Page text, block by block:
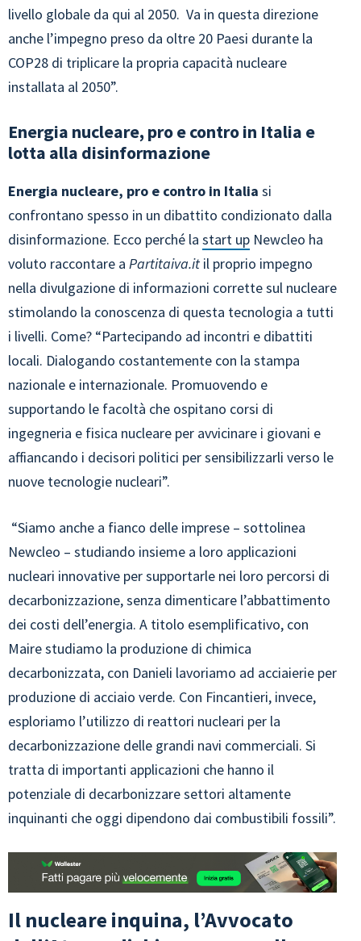
livello globale da qui al 2050. Va in questa direzione
anche l’impegno preso da oltre 20 Paesi durante la
COP28 di triplicare la propria capacità nucleare
installata al 2050”.
Energia nucleare, pro e contro in Italia e
lotta alla disinformazione
Energia nucleare, pro e contro in Italia si
confrontano spesso in un dibattito condizionato dalla
disinformazione. Ecco perché la start up Newcleo ha
voluto raccontare a Partitaiva.it il proprio impegno
nella divulgazione di informazioni corrette sul nucleare
stimolando la conoscenza di questa tecnologia a tutti
i livelli. Come? “Partecipando ad incontri e dibattiti
locali. Dialogando costantemente con la stampa
nazionale e internazionale. Promuovendo e
supportando le facoltà che ospitano corsi di
ingegneria e fisica nucleare per avvicinare i giovani e
affiancando i decisori politici per sensibilizzarli verso le
nuove tecnologie nucleari”.
“Siamo anche a fianco delle imprese – sottolinea
Newcleo – studiando insieme a loro applicazioni
nucleari innovative per supportarle nei loro percorsi di
decarbonizzazione, senza dimenticare l’abbattimento
dei costi dell’energia. A titolo esemplificativo, con
Maire studiamo la produzione di chimica
decarbonizzata, con Danieli lavoriamo ad acciaierie per
produzione di acciaio verde. Con Fincantieri, invece,
esploriamo l’utilizzo di reattori nucleari per la
decarbonizzazione delle grandi navi commerciali. Si
tratta di importanti applicazioni che hanno il
potenziale di decarbonizzare settori altamente
inquinanti che oggi dipendono dai combustibili fossili”.
Il nucleare inquina, l’Avvocato